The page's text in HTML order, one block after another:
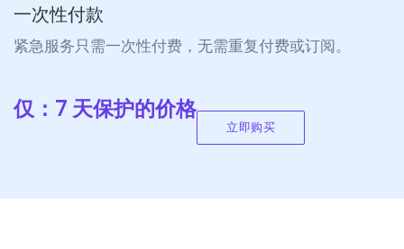
一次性付款
紧急服务只需一次性付费，无需重复付费或订阅。
仅：7 天保护的价格
立即购买